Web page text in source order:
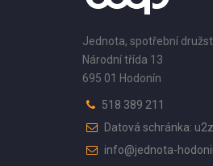
Jednota, spotřební
Národní třída 13
695 01 Hodonín
518 389 211
Datová schránka:
info@jednota-